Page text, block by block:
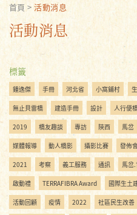
首頁 >活動消息
活動消息
標籤
鍾逸傑 手冊 河北省 小窩鋪村
無止貝雷橋 建造手冊 設計 人行便
2019 橋友趣談 專訪 陝西 馬岔
媒體報導 動人橋影 攝影比賽 發佈
2021 考察 義工服務 通訊 馬岔
啟動禮 TERRAFIBRA Award 國際生土
活動回顧 疫情 2022 社區民生改善